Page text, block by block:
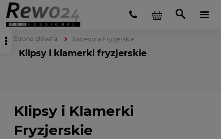
Strona główna Akcesoria Fryzjerskie
Klipsy i klamerki fryzjerskie
Klipsy i Klamerki
Fryzjerskie